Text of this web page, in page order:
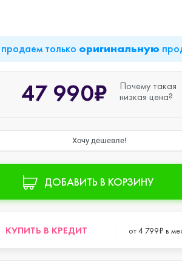
Air (2022)
Mini 6 (2021)
Pro 11 M2 (2022)
Pro 12.9 M1
Pro 12.9 M2
только оригинальную
47 990₽
Почему такая
низкая цена?
Хочу дешевле!
ДОБАВИТЬ В КОРЗИНУ
КУПИТЬ В КРЕДИТ от 4 799₽ в